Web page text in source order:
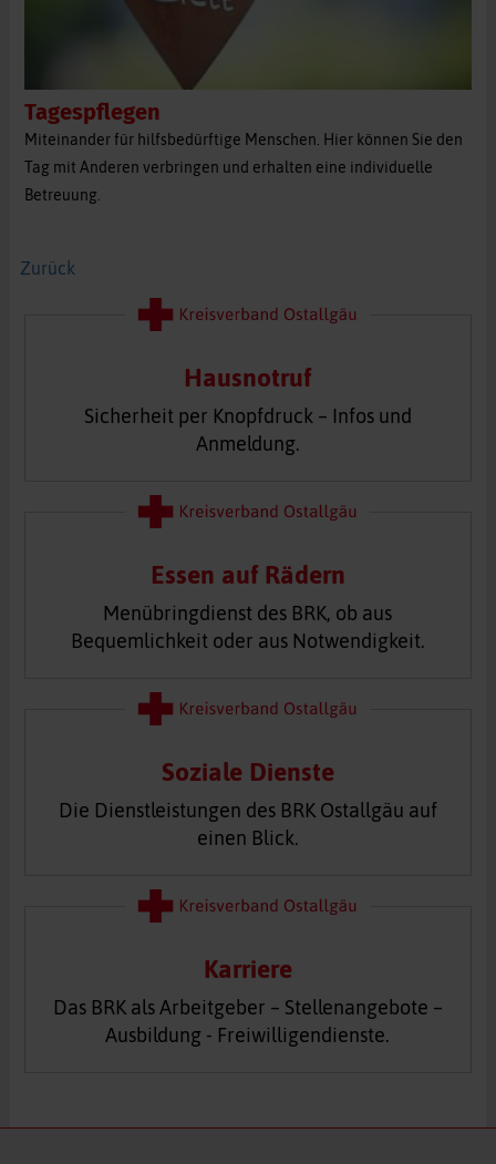
Tagespflegen
Miteinander für hilfsbedürftige Menschen. Hier können Sie den
Tag mit Anderen verbringen und erhalten eine individuelle
Betreuung.
Zurück
Hausnotruf
Sicherheit per Knopfdruck – Infos und
Anmeldung.
Essen auf Rädern
Menübringdienst des BRK, ob aus
Bequemlichkeit oder aus Notwendigkeit.
Soziale Dienste
Die Dienstleistungen des BRK Ostallgäu auf
einen Blick.
Karriere
Das BRK als Arbeitgeber – Stellenangebote –
Ausbildung - Freiwilligendienste.